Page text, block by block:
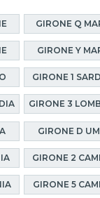
GIRONE Q
GIRONE Y
GIRONE 1
GIRONE 3
GIRONE D
GIRONE 2
GIRONE 5